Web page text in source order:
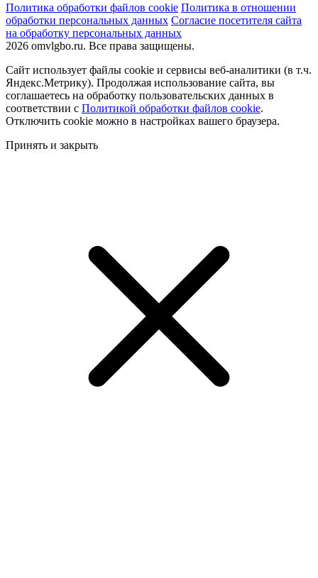
Политика обработки файлов cookie Политика в отношении
обработки персональных данных Согласие посетителя сайта
на обработку персональных данных
2026 omvlgbo.ru. Все права защищены.
Сайт использует файлы cookie и сервисы веб-аналитики (в т.ч.
Яндекс.Метрику). Продолжая использование сайта, вы
соглашаетесь на обработку пользовательских данных в
соответствии с Политикой обработки файлов cookie.
Отключить cookie можно в настройках вашего браузера.
Принять и закрыть